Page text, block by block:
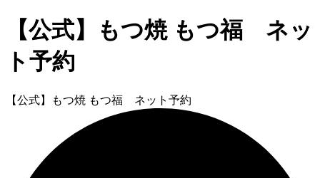
【公式】もつ焼 もつ福 ネッ
ト予約
【公式】もつ焼 もつ福 ネット予約